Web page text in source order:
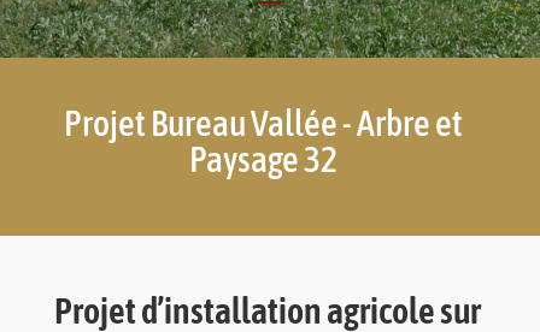
Projet Bureau Vallée - Arbre et
Paysage 32
Projet d’installation agricole sur